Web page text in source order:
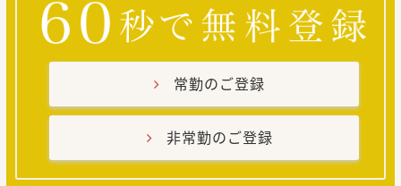
常勤のご登録
非常勤のご登録